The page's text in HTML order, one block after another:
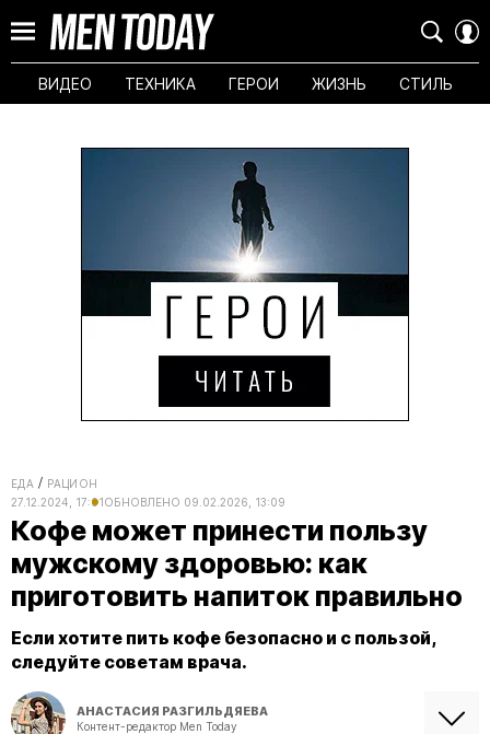
ВИДЕО ТЕХНИКА ГЕРОИ ЖИЗНЬ СТИЛЬ
ЕДА
РАЦИОН
27.12.2024, 17:01ОБНОВЛЕНО 09.02.2026, 13:09
Кофе может принести пользу
мужскому здоровью: как
приготовить напиток правильно
Если хотите пить кофе безопасно и с пользой,
следуйте советам врача.
АНАСТАСИЯ РАЗГИЛЬДЯЕВА
Контент-редактор Men Today